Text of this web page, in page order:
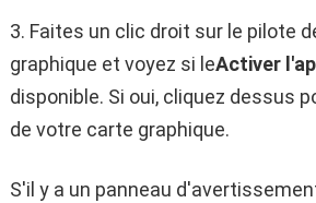
Faites un clic droit sur le pilote
graphique et voyez si leActiver
disponible. Si oui, cliquez dessus
de votre carte graphique.
S'il y a un panneau